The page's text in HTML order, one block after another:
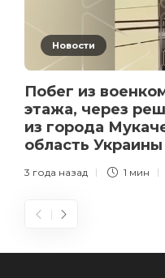
Новости
Побег из
этажа, через
из города
область Украины
3 года назад 1 мин